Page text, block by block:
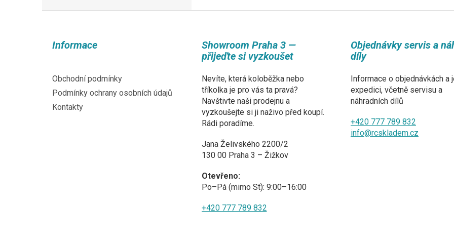
Informace
Obchodní podmínky
Podmínky ochrany osobních údajů
Kontakty
Showroom Praha 3 —
přijeďte si vyzkoušet
Nevíte, která koloběžka nebo
tříkolka je pro vás ta pravá?
Navštivte naši prodejnu a
vyzkoušejte si ji naživo před koupí.
Rádi poradíme.
Jana Želivského 2200/2
130 00 Praha 3 – Žižkov
Otevřeno:
Po–Pá (mimo St): 9:00–16:00
+420 777 789 832
Objednávky servis a
díly
Informace o objednávkách a
expedici, včetně servisu a
náhradních dílů
+420 777 789 832
info@rcskladem.cz